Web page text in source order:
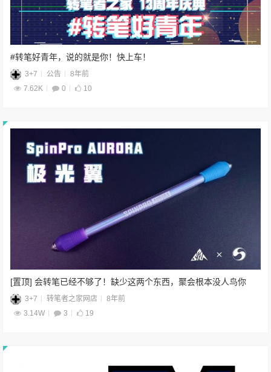
#转笔好青年，说的就是你！快上车！
3+7 公告
8年前
7.62K
0 10
[置顶] 会转笔已经不够了！缺少这两个东西，聚会根本没人鸟你
3+7 转笔者之家网店
8年前
3.14W
3 19